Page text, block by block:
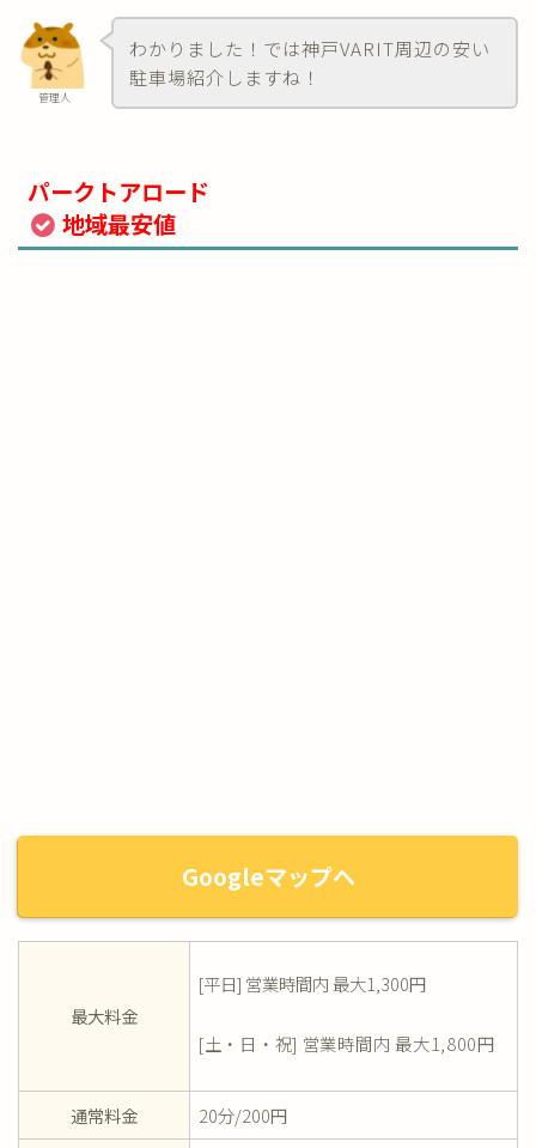
管理人
わかりました！では神戸VARIT周辺の安い
駐車場紹介しますね！
パークトアロード
地域最安値
Googleマップへ
最大料金
[平日] 営業時間内 最大1,300円
[土・日・祝] 営業時間内 最大1,800円
通常料金
20分/200円